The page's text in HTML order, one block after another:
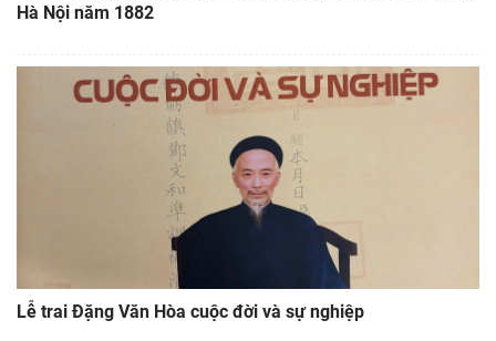
Hà Nội năm 1882
Lễ trai Đặng Văn Hòa cuộc đời và sự nghiệp